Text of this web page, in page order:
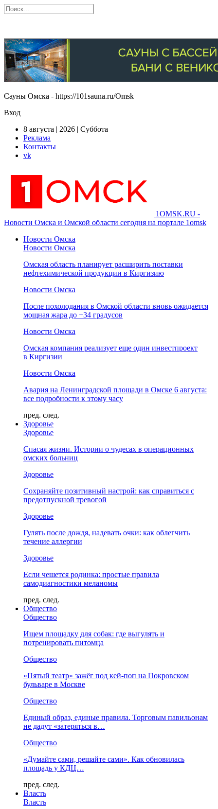
Сауны Омска - https://101sauna.ru/Omsk
Вход
8 августа | 2026 | Суббота
Реклама
Контакты
vk
1OMSK.RU -
Новости Омска и Омской области сегодня на портале 1omsk
Новости Омска
Новости Омска
Омская область планирует расширить поставки
нефтехимической продукции в Киргизию
Новости Омска
После похолодания в Омской области вновь ожидается
мощная жара до +34 градусов
Новости Омска
Омская компания реализует еще один инвестпроект
в Киргизии
Новости Омска
Авария на Ленинградской площади в Омске 6 августа:
все подробности к этому часу
пред. след.
Здоровье
Здоровье
Спасая жизни. Истории о чудесах в операционных
омских больниц
Здоровье
Сохраняйте позитивный настрой: как справиться с
предотпускной тревогой
Здоровье
Гулять после дождя, надевать очки: как облегчить
течение аллергии
Здоровье
Если чешется родинка: простые правила
самодиагностики меланомы
пред. след.
Общество
Общество
Ищем площадку для собак: где выгулять и
потренировать питомца
Общество
«Пятый театр» зажёг под кей-поп на Покровском
бульваре в Москве
Общество
Единый образ, единые правила. Торговым павильонам
не дадут «затеряться в…
Общество
«Думайте сами, решайте сами». Как обновилась
площадь у КДЦ…
пред. след.
Власть
Власть